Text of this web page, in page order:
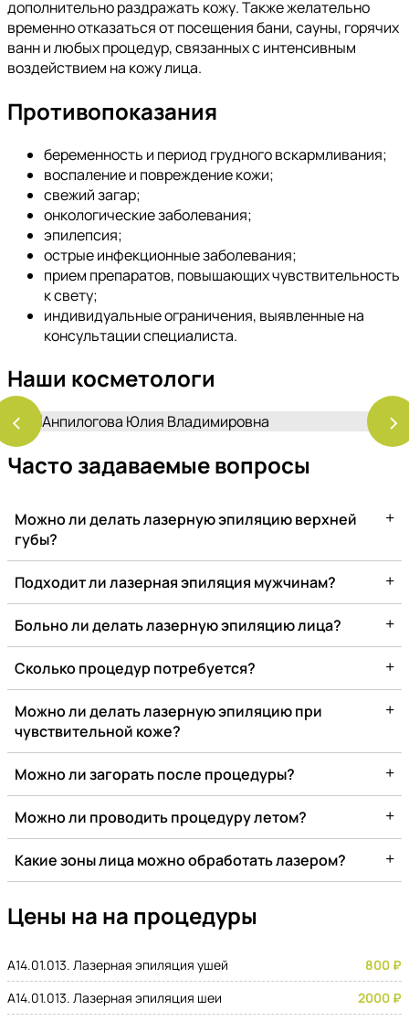
дополнительно раздражать кожу. Также желательно
временно отказаться от посещения бани, сауны, горячих
ванн и любых процедур, связанных с интенсивным
воздействием на кожу лица.
Противопоказания
беременность и период грудного вскармливания;
воспаление и повреждение кожи;
свежий загар;
онкологические заболевания;
эпилепсия;
острые инфекционные заболевания;
прием препаратов, повышающих чувствительность
к свету;
индивидуальные ограничения, выявленные на
консультации специалиста.
Наши косметологи
‹ ›
Часто задаваемые вопросы
Можно ли делать лазерную эпиляцию верхней
губы?
+
Подходит ли лазерная эпиляция мужчинам? +
Больно ли делать лазерную эпиляцию лица? +
Сколько процедур потребуется? +
Можно ли делать лазерную эпиляцию при
чувствительной коже?
+
Можно ли загорать после процедуры? +
Можно ли проводить процедуру летом? +
Какие зоны лица можно обработать лазером? +
Цены на на процедуры
A14.01.013. Лазерная эпиляция ушей
800 ₽
A14.01.013. Лазерная эпиляция шеи
2000 ₽